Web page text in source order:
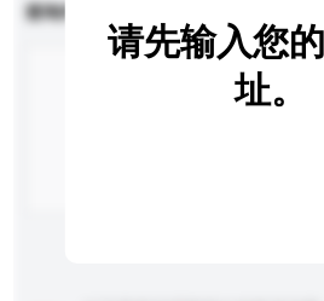
查询内容
请先输入您
址。